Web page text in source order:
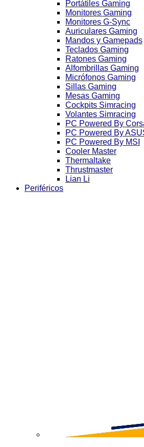
Portátiles Gaming
Monitores Gaming
Monitores G-Sync
Auriculares Gaming
Mandos y Gamepads
Teclados Gaming
Ratones Gaming
Alfombrillas Gaming
Micrófonos Gaming
Sillas Gaming
Mesas Gaming
Cockpits Simracing
Volantes Simracing
PC Powered By
PC Powered By
PC Powered By MSI
Cooler Master
Thermaltake
Thrustmaster
Lian Li
Periféricos